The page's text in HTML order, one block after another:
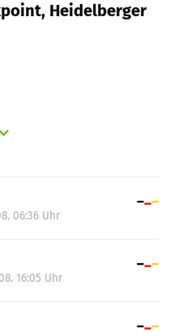
Heidelberger
06:00-21:00
07:00-21:00
06:36 Uhr
16:05 Uhr